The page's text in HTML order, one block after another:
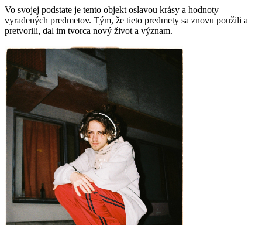
Vo svojej podstate je tento objekt oslavou krásy a hodnoty
vyradených predmetov. Tým, že tieto predmety sa znovu použili a
pretvorili, dal im tvorca nový život a význam.